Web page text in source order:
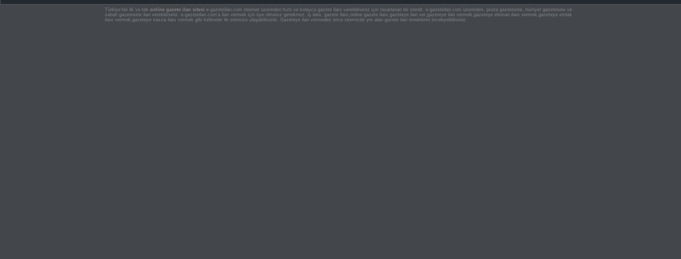
Türkiye'nin ilk ve tek online gazete ilan sitesi e-gazeteilan.com internet üzerinden hızlı ve kolayca gazete ilanı verebilmeniz için tasarlanan bir sitedir. e-gazeteilan.com üzerinden, posta gazetesine, hürriyet gazetesine ve
sabah gazetesine ilan verebilirsiniz. e-gazeteilan.com'a ilan vermek için üye olmanız gerekmez. iş ilanı, gazete ilanı,online gazete ilanı,gazeteye ilan ver,gazeteye ilan vermek,gazeteye eleman ilanı vermek,gazeteye emlak
ilanı vermek,gazeteye vasıta ilanı vermek gibi kelimeler ile sitemize ulaşabilirsiniz. Gazeteye ilan vermeden önce sitemizde yer alan gazete ilan örneklerini inceleyebilirsiniz.